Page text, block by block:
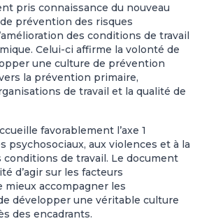
pris connaissance du nouveau
prévention des risques
des conditions de travail
Celui-ci affirme la volonté de
une culture de prévention
la prévention primaire,
de travail et la qualité de
favorablement l’axe 1
psychosociaux, aux violences et à la
conditions de travail. Le document
d’agir sur les facteurs
mieux accompagner les
développer une véritable culture
des encadrants.